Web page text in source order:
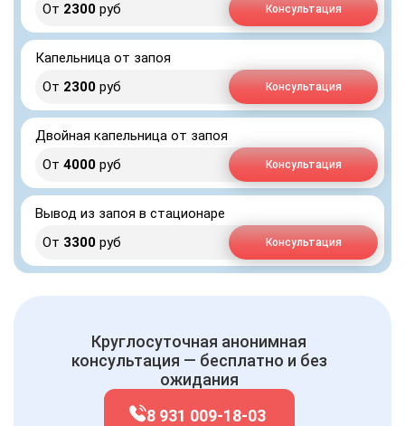
От 2300 руб Консультация
Капельница от запоя
От 2300 руб Консультация
Двойная капельница от запоя
От 4000 руб Консультация
Вывод из запоя в стационаре
От 3300 руб Консультация
Круглосуточная анонимная
консультация — бесплатно и без
ожидания
8 931 009-18-03